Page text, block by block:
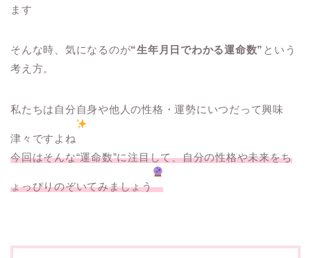
ます
そんな時、気になるのが“生年月日でわかる運命数” という
考え方。
私たちは自分自身や他人の性格・運勢にいつだって興味
津々ですよね
今回はそんな“運命数”に注目して、自分の性格や未来をち
ょっぴりのぞいてみましょう